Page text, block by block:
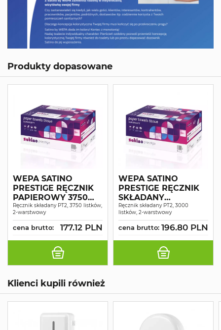
Produkty dopasowane
WEPA SATINO
PRESTIGE RĘCZNIK
PAPIEROWY 3750
TYP Z BIAŁY
CELULOZA 2W A25
Ręcznik składany PT2, 3750 listków,
2-warstwowy
cena brutto: 177.12 PLN
WEPA SATINO
PRESTIGE RĘCZNIK
SKŁADANY
CELULOZA
ŚNEŻNOBIAŁY 2W
20,6X32,0CM 3000
Ręcznik składany PT2, 3000
listków, 2-warstwowy
cena brutto: 196.80 PLN
Klienci kupili również